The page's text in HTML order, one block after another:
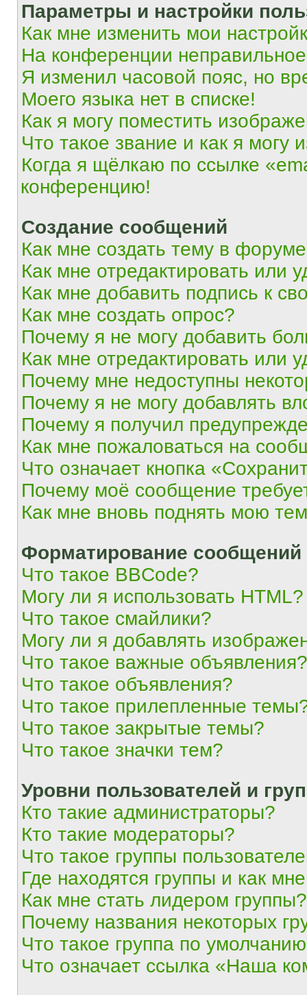
Параметры и настройки
Как мне изменить мои
На конференции
Я изменил часовой пояс, но
Моего языка нет в списке!
Как я могу поместить
Что такое звание и как я могу
Когда я щёлкаю по ссылке
конференцию!
Создание сообщений
Как мне создать тему в
Как мне отредактировать или
Как мне добавить подпись к
Как мне создать опрос?
Почему я не могу добавить
Как мне отредактировать или
Почему мне недоступны
Почему я не могу добавлять
Почему я получил
Как мне пожаловаться на
Что означает кнопка
Почему моё сообщение
Как мне вновь поднять мою
Форматирование
Что такое BBCode?
Могу ли я использовать HTML?
Что такое смайлики?
Могу ли я добавлять
Что такое важные объявления?
Что такое объявления?
Что такое прилепленные
Что такое закрытые темы?
Что такое значки тем?
Уровни пользователей и
Кто такие администраторы?
Кто такие модераторы?
Что такое группы
Где находятся группы и как
Как мне стать лидером группы?
Почему названия некоторых
Что такое группа по
Что означает ссылка «Наша